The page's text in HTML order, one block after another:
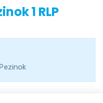
1 RLP